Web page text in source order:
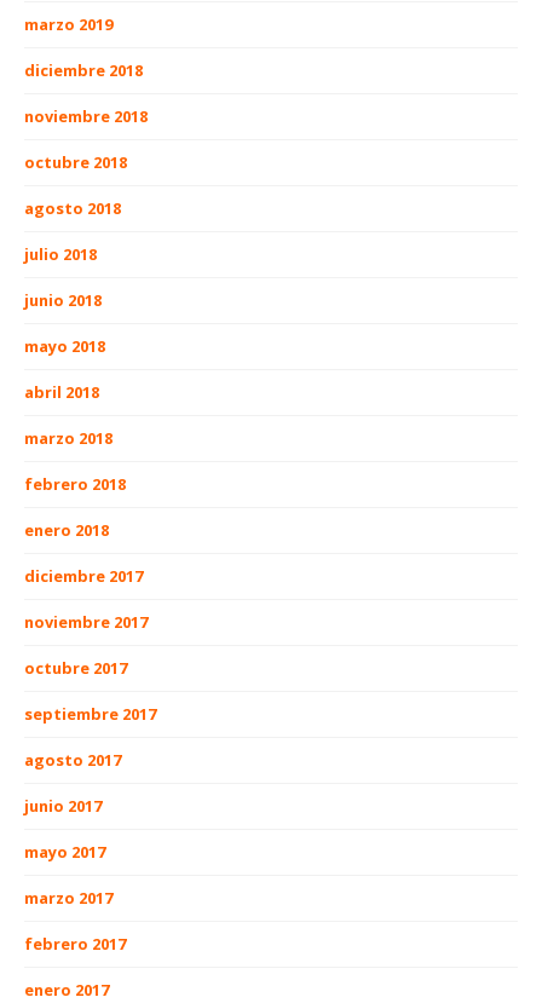
marzo 2019
diciembre 2018
noviembre 2018
octubre 2018
agosto 2018
julio 2018
junio 2018
mayo 2018
abril 2018
marzo 2018
febrero 2018
enero 2018
diciembre 2017
noviembre 2017
octubre 2017
septiembre 2017
agosto 2017
junio 2017
mayo 2017
marzo 2017
febrero 2017
enero 2017